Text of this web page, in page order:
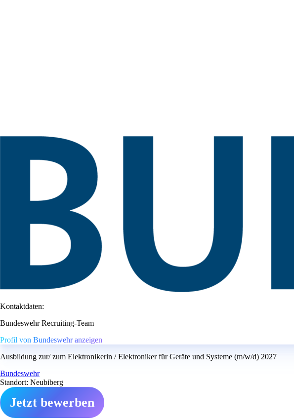
Kontaktdaten:
Bundeswehr Recruiting-Team
Profil von Bundeswehr anzeigen
Ausbildung zur/ zum Elektronikerin / Elektroniker für Geräte und Systeme (m/w/d) 2027
Bundeswehr
Standort: Neubiberg
Jetzt bewerben